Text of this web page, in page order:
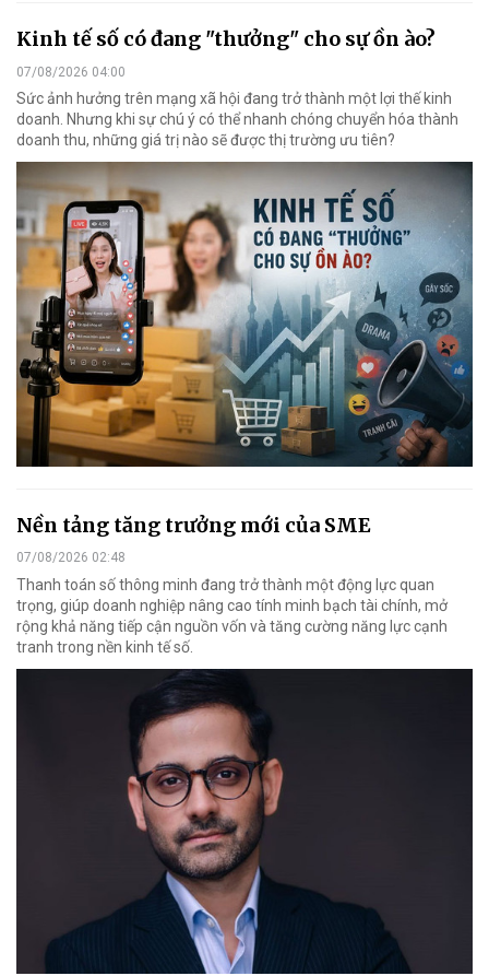
Kinh tế số có đang "thưởng" cho sự ồn ào?
07/08/2026 04:00
Sức ảnh hưởng trên mạng xã hội đang trở thành một lợi thế kinh
doanh. Nhưng khi sự chú ý có thể nhanh chóng chuyển hóa thành
doanh thu, những giá trị nào sẽ được thị trường ưu tiên?
Nền tảng tăng trưởng mới của SME
07/08/2026 02:48
Thanh toán số thông minh đang trở thành một động lực quan
trọng, giúp doanh nghiệp nâng cao tính minh bạch tài chính, mở
rộng khả năng tiếp cận nguồn vốn và tăng cường năng lực cạnh
tranh trong nền kinh tế số.